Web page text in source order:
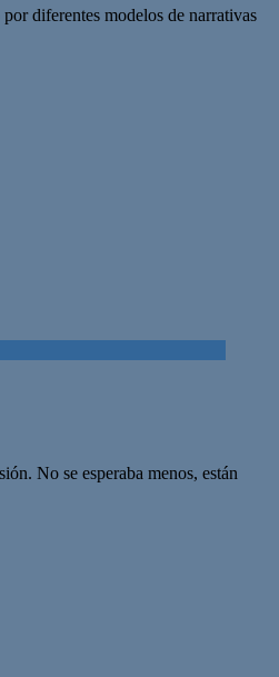
diferentes modelos de narrativas
No se esperaba menos, están